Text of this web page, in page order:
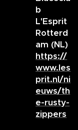
b
L'Esprit
Rotterd
am (NL)
https://
www.les
prit.nl/ni
euws/th
e-rusty-
zippers